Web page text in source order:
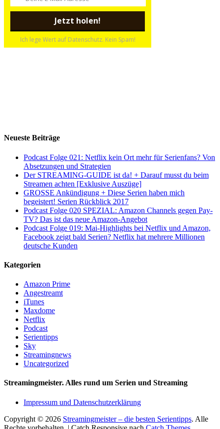
Ich lege Wert auf Datenschutz. Kein Spam!
Neueste Beiträge
Podcast Folge 021: Netflix kein Ort mehr für Serienfans? Von
Absetzungen und Strategien
Der STREAMING-GUIDE ist da! + Darauf musst du beim
Streamen achten [Exklusive Auszüge]
GROSSE Ankündigung + Diese Serien haben mich
begeistert! Serien Rückblick 2017
Podcast Folge 020 SPEZIAL: Amazon Channels gegen Pay-
TV? Das ist das neue Amazon-Angebot
Podcast Folge 019: Mai-Highlights bei Netflix und Amazon,
Facebook zeigt bald Serien? Netflix hat mehrere Millionen
deutsche Kunden
Kategorien
Amazon Prime
Angestreamt
iTunes
Maxdome
Netflix
Podcast
Serientipps
Sky
Streamingnews
Uncategorized
Streamingmeister. Alles rund um Serien und Streaming
Impressum und Datenschutzerklärung
Copyright © 2026 Streamingmeister – die besten Serientipps. Alle